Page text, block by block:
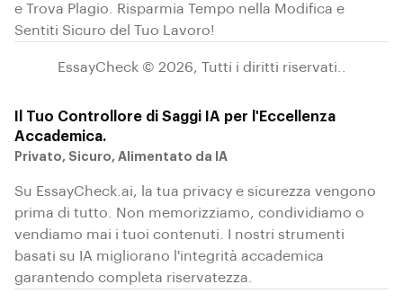
e Trova Plagio. Risparmia Tempo nella Modifica e
Sentiti Sicuro del Tuo Lavoro!
EssayCheck © 2026, Tutti i diritti riservati.
Il Tuo Controllore di Saggi IA per l'Eccellenza
Accademica.
Privato, Sicuro, Alimentato da IA
Su EssayCheck.ai, la tua privacy e sicurezza vengono
prima di tutto. Non memorizziamo, condividiamo o
vendiamo mai i tuoi contenuti. I nostri strumenti
basati su IA migliorano l'integrità accademica
garantendo completa riservatezza.